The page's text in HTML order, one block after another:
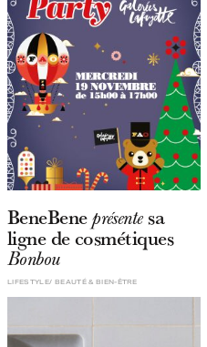
BeneBeneprésentesa
ligne de cosmétiques
Bonbou
BEAUTÉ & BIEN-ÊTRE
LIFESTYLE